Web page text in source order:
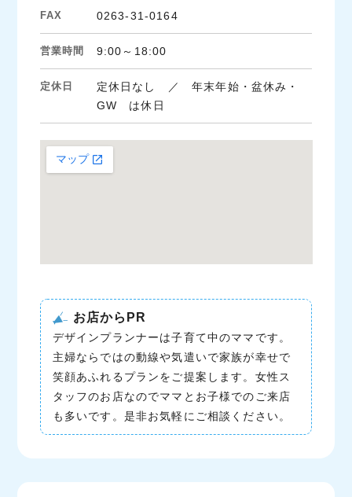
FAX 0263-31-0164
営業時間 9:00～18:00
定休日
定休日なし ／ 年末年始・盆休み・
GW は休日
お店からPR
デザインプランナーは子育て中のママです。
主婦ならではの動線や気遣いで家族が幸せで
笑顔あふれるプランをご提案します。女性ス
タッフのお店なのでママとお子様でのご来店
も多いです。是非お気軽にご相談ください。